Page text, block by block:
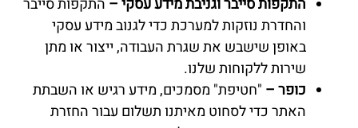
התקפות סייבר וגניבת מידע עסקי – התקפות סייבר
והחדרת נוזקות למערכת כדי לגנוב מידע עסקי
באופן שישבש את שגרת העבודה, ייצור או מתן
שירות ללקוחות שלנו.
כופר – "חטיפת" מסמכים, מידע רגיש או השבתת
האתר כדי לסחוט מאיתנו תשלום עבור החזרת